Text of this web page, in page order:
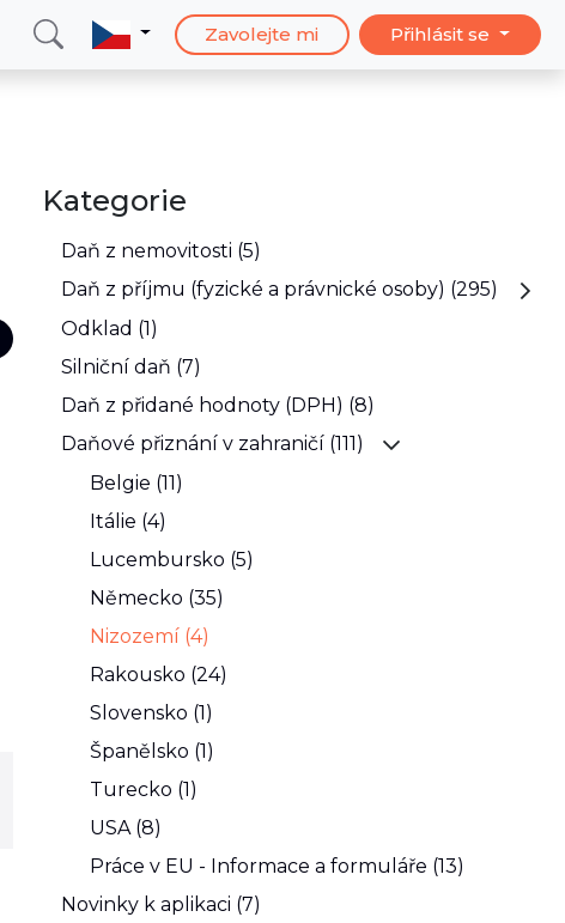
Zavolejte mi Přihlásit se
Kategorie
Daň z nemovitosti (5)
Daň z příjmu (fyzické a právnické osoby) (295)
Odklad (1)
Silniční daň (7)
Daň z přidané hodnoty (DPH) (8)
Daňové přiznání v zahraničí (111)
Belgie (11)
Itálie (4)
Lucembursko (5)
Německo (35)
Nizozemí (4)
Rakousko (24)
Slovensko (1)
Španělsko (1)
Turecko (1)
USA (8)
Práce v EU - Informace a formuláře (13)
Novinky k aplikaci (7)